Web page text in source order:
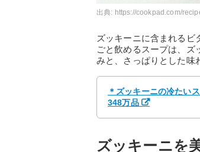
出典: https://cookpad.com/
ズッキーニに含まれるビ
ごと飲めるスープは、ズ
みと、さっぱりとした味
＊ズッキーニの冷たい
348万品
ズッキーニを